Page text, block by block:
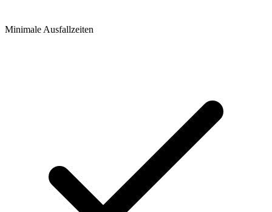
Minimale Ausfallzeiten